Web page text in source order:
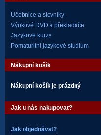
Učebnice a slovníky
Výukové DVD a překladače
Jazykové kurzy
Pomaturitní jazykové studium
Nákupní košík
Nákupní košík je prázdný
Jak u nás nakupovat?
Jak objednávat?